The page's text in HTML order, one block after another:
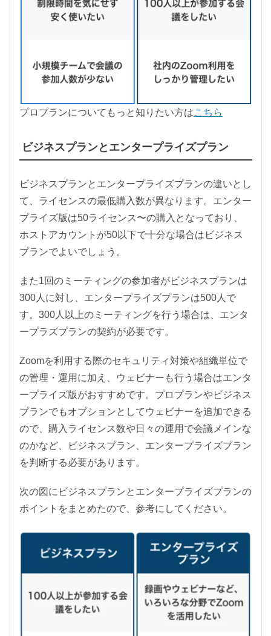
プロプランについてもっと知りたい方はこちら
ビジネスプランとエンタープライズプラン
ビジネスプランとエンタープライズプランの違いとし
て、ライセンスの最低購入数が異なります。エンター
プライズ版は50ライセンス〜の購入となっており、
ホストアカウントが50以下で十分な場合はビジネス
プランでよいでしょう。
また1回のミーティングの参加者がビジネスプランは
300人に対し、エンタープライズプランは500人で
す。300人以上のミーティングを行う場合は、エンタ
ープラズプランの契約が必要です。
Zoomを利用する際のセキュリティ対策や組織単位で
の管理・運用に加え、ウェビナーも行う場合はエンタ
ープライズ版がおすすめです。プロプランやビジネス
プランでもオプションとしてウェビナーを追加できる
ので、購入ライセンス数や日々の運用で会議メインな
のかなど、ビジネスプラン、エンタープライズプラン
を判断する必要があります。
次の図にビジネスプランとエンタープライズプランの
ポイントをまとめたので、参考にしてください。